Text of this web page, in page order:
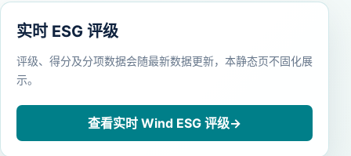
实时 ESG 评级
评级、得分及分项数据会随最新数据更新，本静态页不固化展
示。
查看实时 Wind ESG 评级→